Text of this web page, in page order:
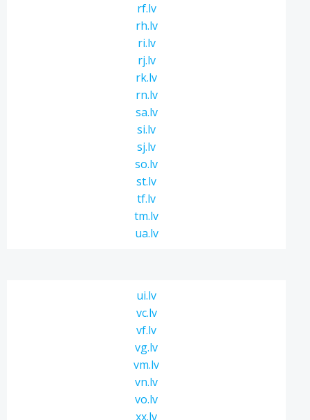
rf.lv
rh.lv
ri.lv
rj.lv
rk.lv
rn.lv
sa.lv
si.lv
sj.lv
so.lv
st.lv
tf.lv
tm.lv
ua.lv
ui.lv
vc.lv
vf.lv
vg.lv
vm.lv
vn.lv
vo.lv
xx.lv